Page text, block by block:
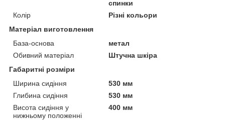
спинки
Колір
Різні кольори
Матеріал виготовлення
База-основа
метал
Обивний матеріал
Штучна шкіра
Габаритні розміри
Ширина сидіння
530 мм
Глибина сидіння
530 мм
Висота сидіння у
нижньому положенні
400 мм